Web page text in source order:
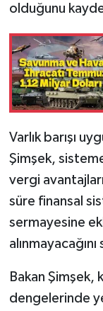
olduğunu
Varlık barışı
Şimşek,
vergi
süre finansal
sermayesine
Bakan
dengelerinde